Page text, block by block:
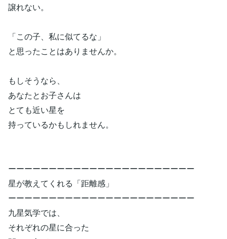
譲れない。
「この子、私に似てるな」
と思ったことはありませんか。
もしそうなら、
あなたとお子さんは
とても近い星を
持っているかもしれません。
ーーーーーーーーーーーーーーーーーーーーーーー
星が教えてくれる「距離感」
ーーーーーーーーーーーーーーーーーーーーーーー
九星気学では、
それぞれの星に合った